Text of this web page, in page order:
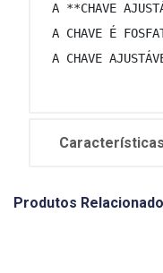
A **CHAVE
A CHAVE É
A CHAVE
Características
Produtos